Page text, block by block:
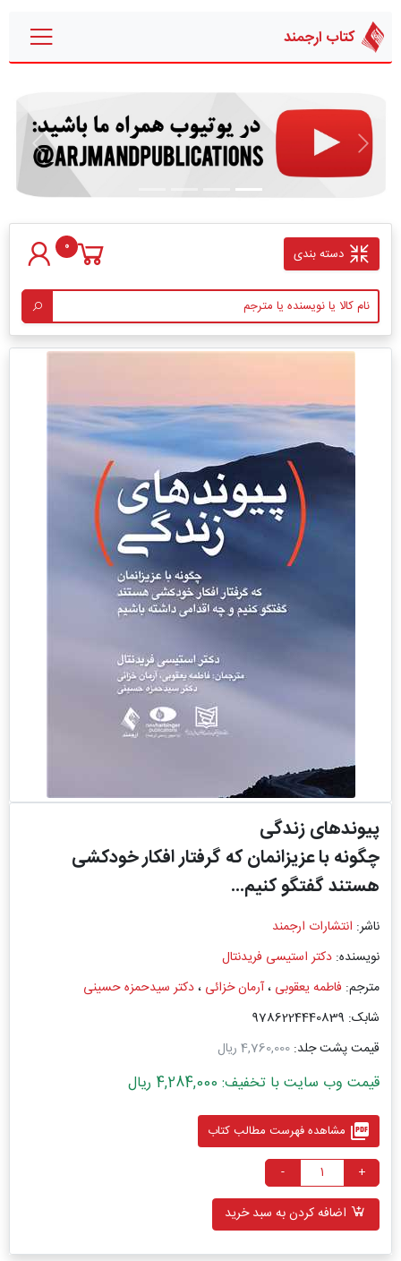
کتاب ارجمند
قبلی بعدی
دسته بندی 0
پیوندهای زندگی
چگونه با عزیزانمان که گرفتار افکار خودکشی
هستند گفتگو کنیم...
ناشر: انتشارات ارجمند
نویسنده: دکتر استیسی فریدنتال
مترجم: فاطمه یعقوبی ،آرمان خزائی ،دکتر سیدحمزه حسینی
شابک: 9786224440839
قیمت پشت جلد: 4,760,000 ریال
قیمت وب سایت با تخفیف: 4,284,000 ریال
picture_as_pdf مشاهده فهرست مطالب کتاب
+
-
اضافه کردن به سبد خرید